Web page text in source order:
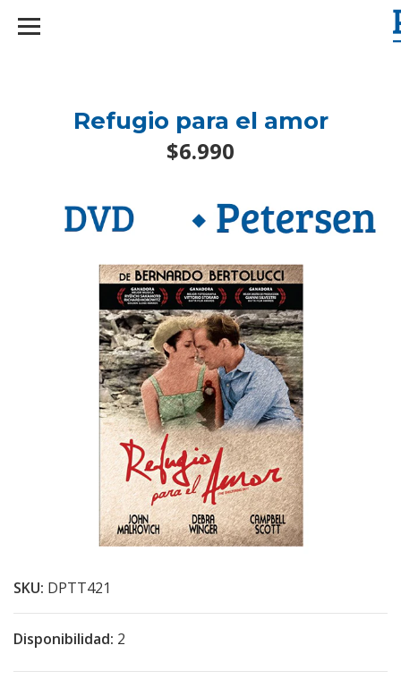
Refugio para el amor
$6.990
SKU: DPTT421
Disponibilidad: 2